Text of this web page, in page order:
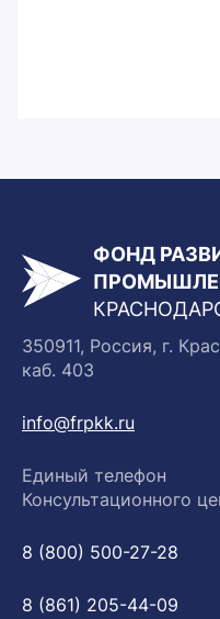
ФОНД
350911, Россия, г.
каб. 403
info@frpkk.ru
Единый телефон
Консультационного
8 (800) 500-27-28
8 (861) 205-44-09